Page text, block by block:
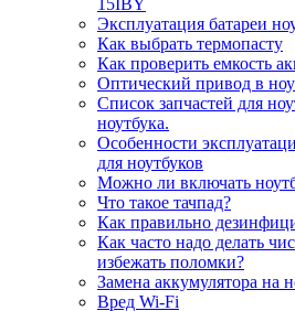
15IBY
Эксплуатация батареи
Как выбрать термопасту
Как проверить емкость
Оптический привод в
Список запчастей для
ноутбука.
Особенности
для ноутбуков
Можно ли включать
Что такое тачпад?
Как правильно
Как часто надо делать
избежать поломки?
Замена аккумулятора на
Вред Wi-Fi